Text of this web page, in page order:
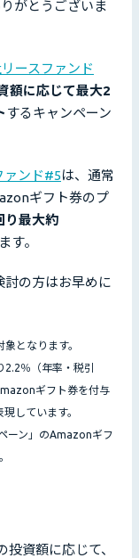
がとうございま
ースファンド
額に応じて最大2
するキャンペーン
ァンド#5は、通常
ギフト券のプ
り最大約
す。
討の方はお早めに
となります。
％（年率・税引
ギフト券を付与
しています。
ーン」のAmazonギフ
資額に応じて、